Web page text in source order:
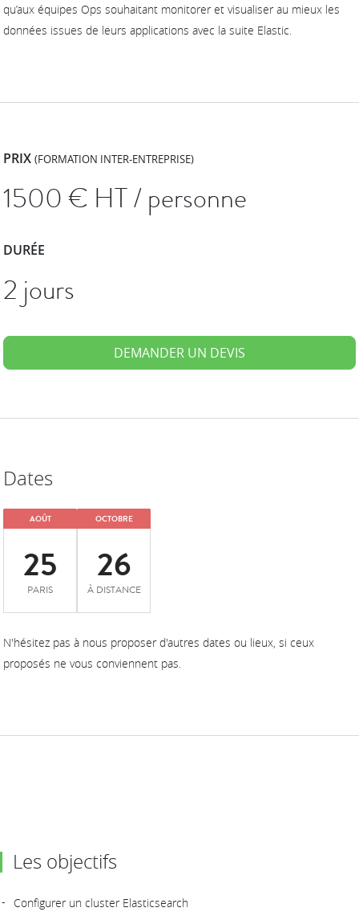
qu’aux équipes Ops souhaitant monitorer et visualiser au mieux les
données issues de leurs applications avec la suite Elastic.
PRIX(FORMATION INTER-ENTREPRISE)
1500€ HT / personne
DURÉE
2 jours
DEMANDER UN DEVIS
Dates
AOÛT
25
PARIS
OCTOBRE
26
À DISTANCE
N'hésitez pas à nous proposer d'autres dates ou lieux, si ceux
proposés ne vous conviennent pas.
Les objectifs
Configurer un cluster Elasticsearch